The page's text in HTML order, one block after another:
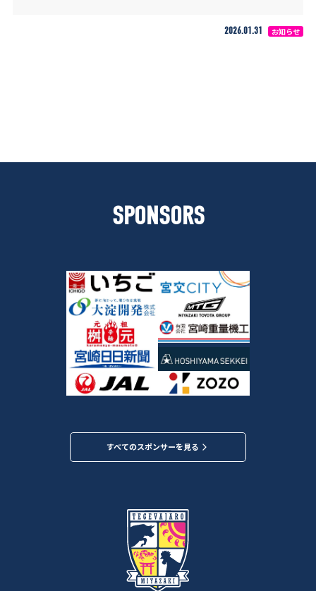
2026.01.31 お知らせ
SPONSORS
すべてのスポンサーを見る